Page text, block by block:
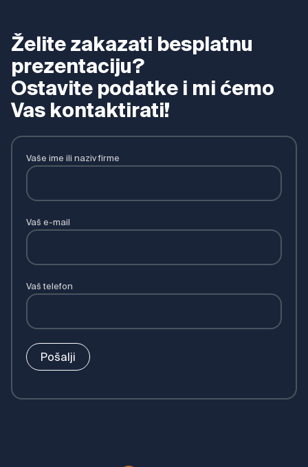
Želite zakazati besplatnu
prezentaciju?
Ostavite podatke i mi ćemo
Vas kontaktirati!
Vaše ime ili naziv firme
Vaš e-mail
Vaš telefon